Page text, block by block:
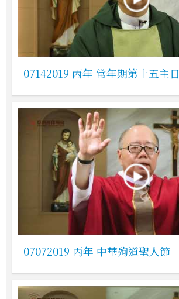
07142019 丙年 常年期第十五主日
07072019 丙年 中華殉道聖人節